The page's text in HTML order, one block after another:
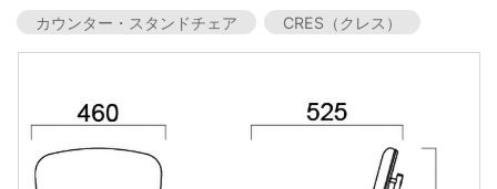
カウンター・スタンドチェア
CRES（クレス）